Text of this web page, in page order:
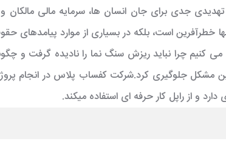
جدی برای جان انسان ها، سرمایه مالی مالکان و
است، بلکه در بسیاری از موارد پیامدهای
می کنیم چرا نباید ریزش سنگ نما را نادیده گرفت و
این مشکل جلوگیری کرد.شرکت کفساب پلاس در انجام
و ازراپل کارحرفه ای استفاده میکند.